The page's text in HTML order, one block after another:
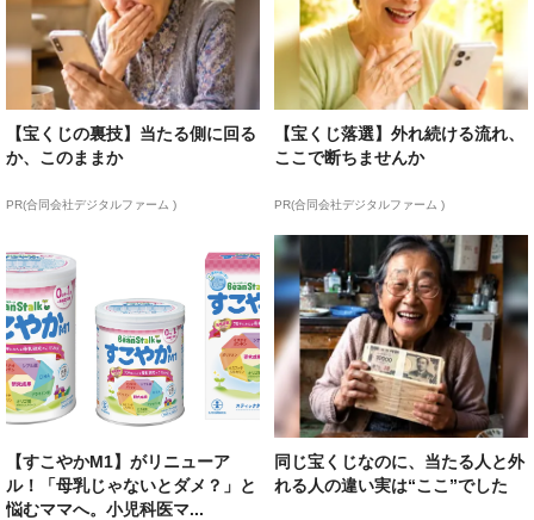
【宝くじの裏技】当たる側に回る
か、このままか
PR(合同会社デジタルファーム )
【宝くじ落選】外れ続ける流れ、
ここで断ちませんか
PR(合同会社デジタルファーム )
【すこやかM1】がリニューア
ル！「母乳じゃないとダメ？」と
悩むママへ。小児科医マ...
同じ宝くじなのに、当たる人と外
れる人の違い実は“ここ”でした